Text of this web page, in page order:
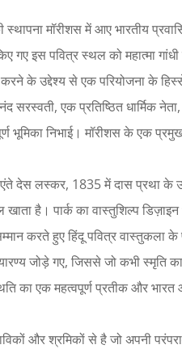
मॉरीशस में आए भारतीय
गए इस पवित्र स्थल को महात्मा
करने के उद्देश्य से एक परियोजना के
सरस्वती, एक प्रतिष्ठित धार्मिक
भूमिका निभाई। मॉरीशस के एक
देस लस्कर, 1835 में दास प्रथा के
है। पार्क का वास्तुशिल्प डिज़ाइन
करते हुए हिंदू पवित्र वास्तुकला के
जोड़े गए, जिससे जो कभी
का एक महत्वपूर्ण प्रतीक और
और श्रमिकों से है जो अपनी